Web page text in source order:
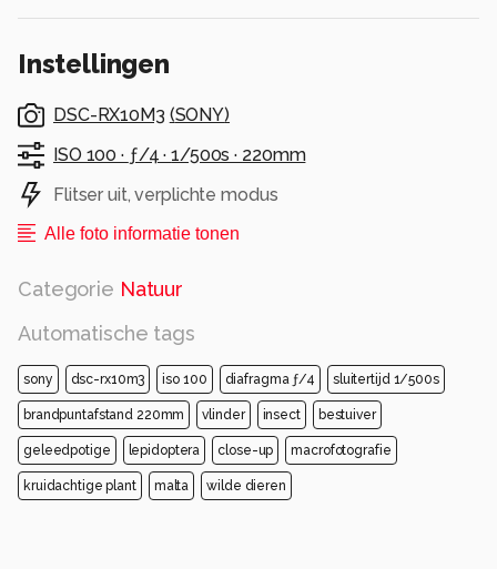
Instellingen
DSC-RX10M3 (SONY)
ISO 100 · ƒ/4 ·1/500s · 220mm
Flitser uit, verplichte modus
Alle foto informatie tonen
Categorie Natuur
Automatische tags
sony dsc-rx10m3 iso 100 diafragma ƒ/4 sluitertijd 1/500s
brandpuntafstand 220mm vlinder insect bestuiver
geleedpotige lepidoptera close-up macrofotografie
kruidachtige plant malta wilde dieren